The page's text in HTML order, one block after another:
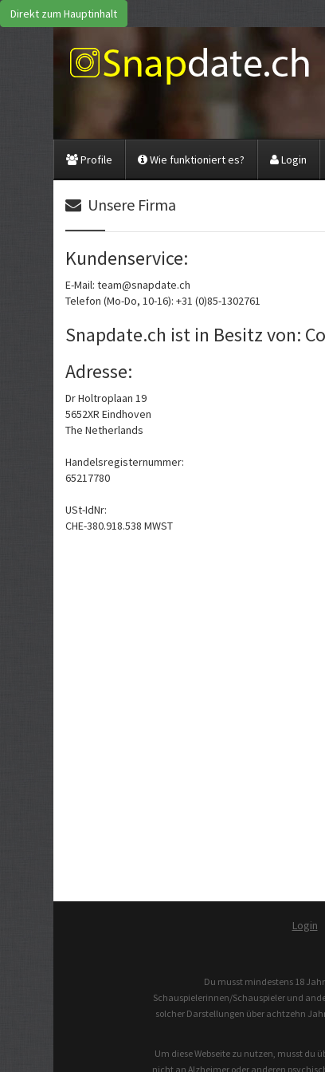
Direkt zum Hauptinhalt
Profile Wie funktioniert es? Login
Unsere Firma
Kundenservice:
E-Mail: team@snapdate.ch
Telefon (Mo-Do, 10-16): +31 (0)85-1302761
Snapdate.ch ist in Besitz von:
Adresse:
Dr Holtroplaan 19
5652XR Eindhoven
The Netherlands
Handelsregisternummer:
65217780
USt-IdNr:
CHE-380.918.538 MWST
Login
Du musst mindestens 18
Schauspielerinnen/Schauspieler und
solcher Darstellungen über achtzehn
Um diese Webseite zu nutzen, musst du
nicht an Alzheimer oder anderen